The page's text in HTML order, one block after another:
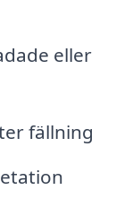
eller
fällning